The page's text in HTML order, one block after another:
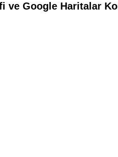
ve Google Haritalar